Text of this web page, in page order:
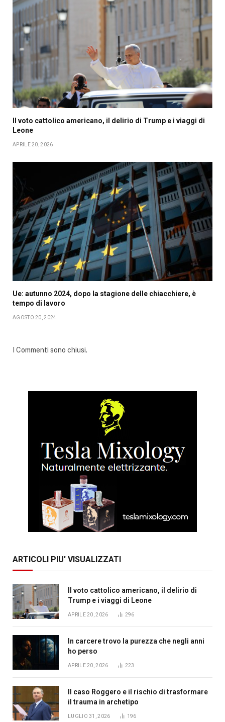
Il voto cattolico americano, il delirio di Trump e i viaggi di
Leone
APRILE 20, 2026
Ue: autunno 2024, dopo la stagione delle chiacchiere, è
tempo di lavoro
AGOSTO 20, 2024
I Commenti sono chiusi.
ARTICOLI PIU' VISUALIZZATI
Il voto cattolico americano, il delirio di
Trump e i viaggi di Leone
APRILE 20, 2026 296
In carcere trovo la purezza che negli anni
ho perso
APRILE 20, 2026 223
Il caso Roggero e il rischio di trasformare
il trauma in archetipo
LUGLIO 31, 2026 196